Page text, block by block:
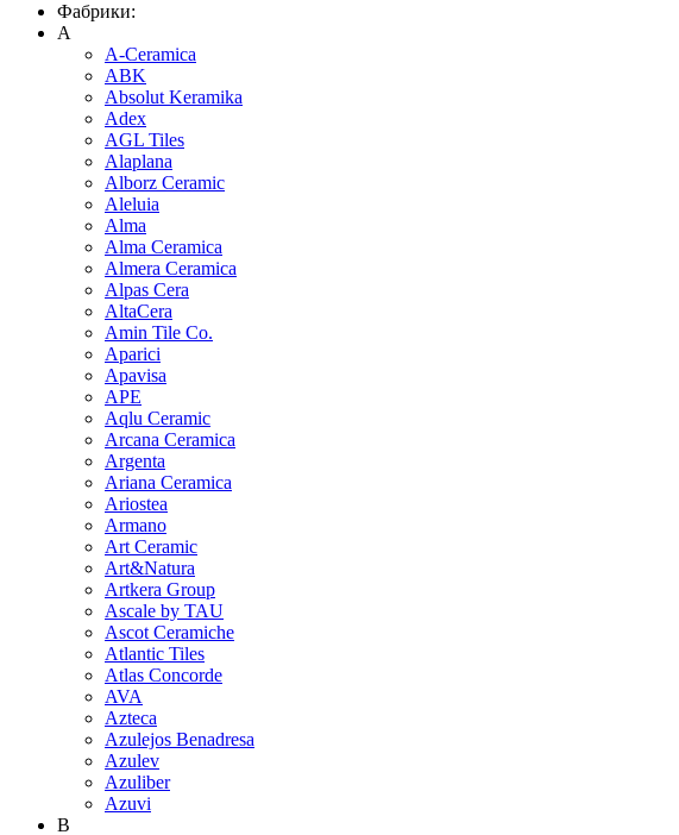
Фабрики:
A
A-Ceramica
ABK
Absolut Keramika
Adex
AGL Tiles
Alaplana
Alborz Ceramic
Aleluia
Alma
Alma Ceramica
Almera Ceramica
Alpas Cera
AltaCera
Amin Tile Co.
Aparici
Apavisa
APE
Aqlu Ceramic
Arcana Ceramica
Argenta
Ariana Ceramica
Ariostea
Armano
Art Ceramic
Art&Natura
Artkera Group
Ascale by TAU
Ascot Ceramiche
Atlantic Tiles
Atlas Concorde
AVA
Azteca
Azulejos Benadresa
Azulev
Azuliber
Azuvi
B